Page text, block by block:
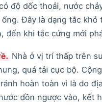
độ dốc thoải, nước
Đây là dạng tắc
đến khi tắc cứng mới
Nhà ở vị trí thấp trên
quá tải cục bộ.
hoàn toàn vì là do
dồn ngược vào, kết